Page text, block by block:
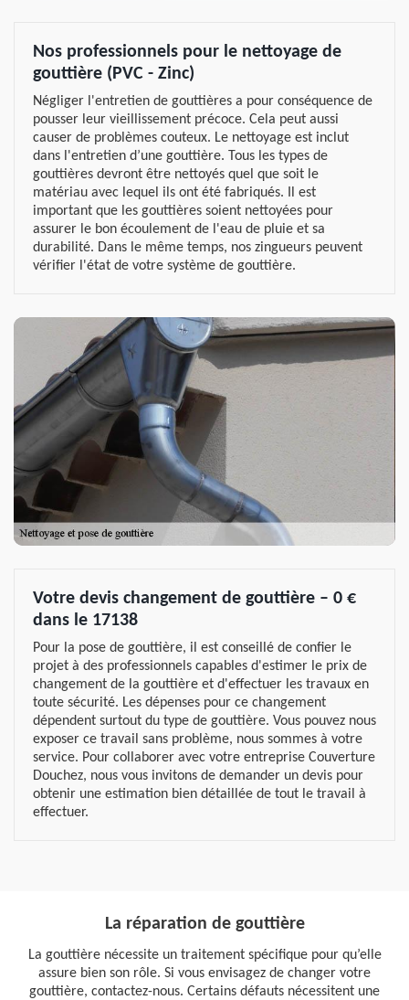
Nos professionnels pour le nettoyage de
gouttière (PVC - Zinc)
Négliger l'entretien de gouttières a pour conséquence de
pousser leur vieillissement précoce. Cela peut aussi
causer de problèmes couteux. Le nettoyage est inclut
dans l'entretien d’une gouttière. Tous les types de
gouttières devront être nettoyés quel que soit le
matériau avec lequel ils ont été fabriqués. Il est
important que les gouttières soient nettoyées pour
assurer le bon écoulement de l'eau de pluie et sa
durabilité. Dans le même temps, nos zingueurs peuvent
vérifier l'état de votre système de gouttière.
Votre devis changement de gouttière – 0 €
dans le 17138
Pour la pose de gouttière, il est conseillé de confier le
projet à des professionnels capables d'estimer le prix de
changement de la gouttière et d'effectuer les travaux en
toute sécurité. Les dépenses pour ce changement
dépendent surtout du type de gouttière. Vous pouvez nous
exposer ce travail sans problème, nous sommes à votre
service. Pour collaborer avec votre entreprise Couverture
Douchez, nous vous invitons de demander un devis pour
obtenir une estimation bien détaillée de tout le travail à
effectuer.
La réparation de gouttière
La gouttière nécessite un traitement spécifique pour qu’elle
assure bien son rôle. Si vous envisagez de changer votre
gouttière, contactez-nous. Certains défauts nécessitent une